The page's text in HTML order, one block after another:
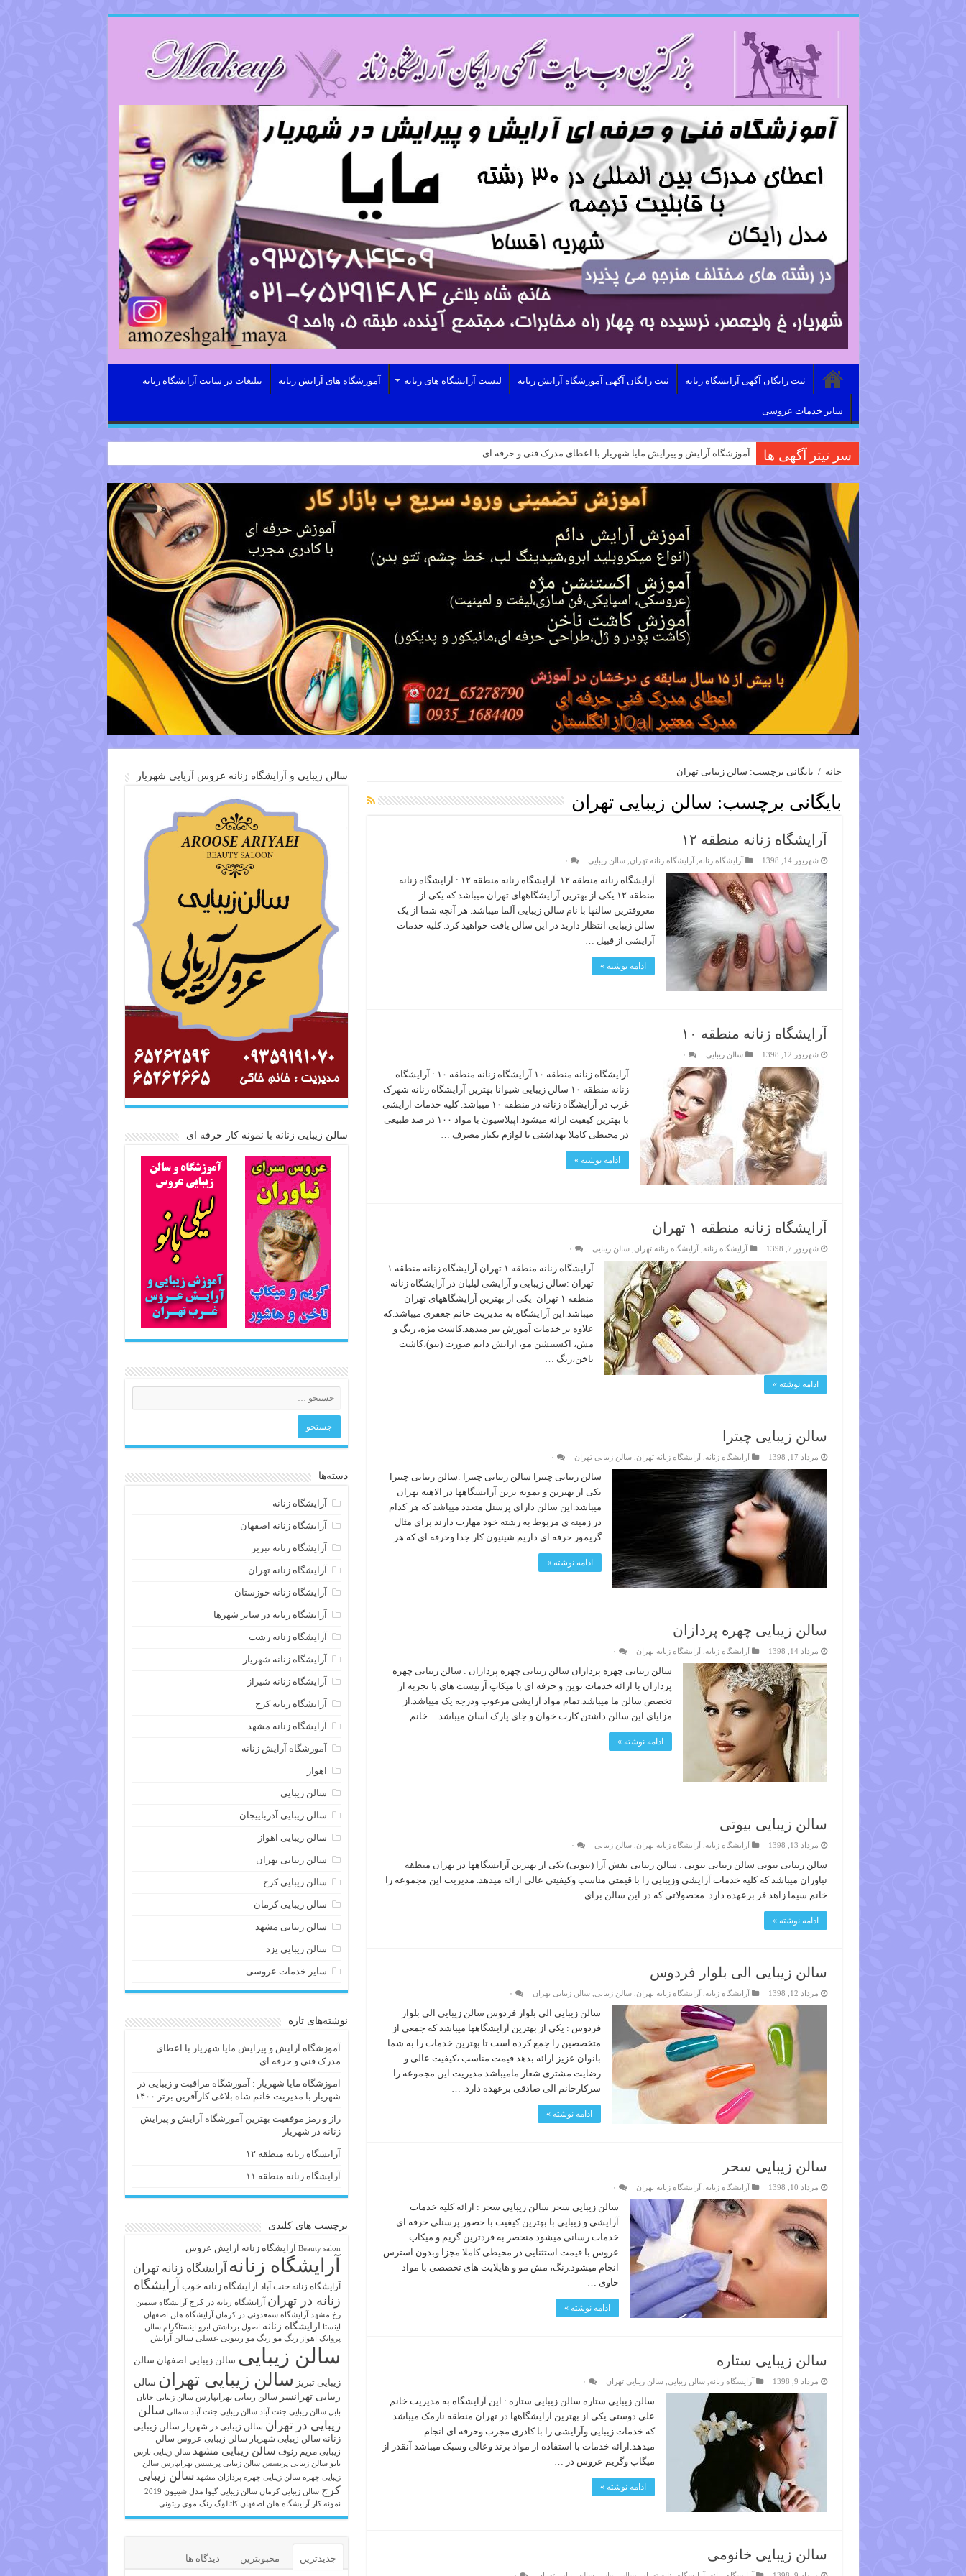
ثبت رایگان آگهی آرایشگاه زنانه ثبت رایگان آگهی آموزشگاه آرایش زنانه لیست آرایشگاه های زنانه آموزشگاه های آرایش زنانه تبلیغات در سایت آرایشگاه زنانه
سایر خدمات عروسی
سر تیتر آگهی ها آموزشگاه آرایش و پیرایش مایا شهریار با اعطای مدرک فنی و حرفه ای
خانه / بایگانی برچسب: سالن زیبایی تهران
بایگانی برچسب: سالن زیبایی تهران
آرایشگاه زنانه منطقه ۱۲
شهریور 14, 1398 آرایشگاه زنانه ,آرایشگاه زنانه تهران ,سالن زیبایی ۰
آرایشگاه زنانه منطقه ۱۲ آرایشگاه زنانه منطقه ۱۲ : آرایشگاه زنانه
منطقه ۱۲ یکی از بهترین آرایشگاههای تهران میباشد که یکی از
معروفترین سالنها با نام سالن زیبایی آلما میباشد. هر آنچه شما از یک
سالن زیبایی انتظار دارید در این سالن یافت خواهید کرد. کلیه خدمات
آرایشی از قبیل …
ادامه نوشته »
آرایشگاه زنانه منطقه ۱۰
شهریور 12, 1398 سالن زیبایی ۰
آرایشگاه زنانه منطقه ۱۰ آرایشگاه زنانه منطقه ۱۰ : آرایشگاه
زنانه منطقه ۱۰ سالن زیبایی شیوانا بهترین آرایشگاه زنانه شهرک
غرب در آرایشگاه زنانه دز منطقه ۱۰ میباشد. کلیه خدمات ارایشی
با بهترین کیفیت ارائه میشود.اپیلاسیون با مواد ۱۰۰ در صد طبیعی
در محیطی کاملا بهداشتی با لوازم یکبار مصرف …
ادامه نوشته »
آرایشگاه زنانه منطقه ۱ تهران
شهریور 7, 1398 آرایشگاه زنانه ,آرایشگاه زنانه تهران ,سالن زیبایی ۰
آرایشگاه زنانه منطقه ۱ تهران آرایشگاه زنانه منطقه ۱
تهران :سالن زیبایی و آرایشی لیلیان در آرایشگاه زنانه
منطقه ۱ تهران یکی از بهترین آرایشگاههای تهران
میباشد.این آرایشگاه به مدیریت خانم جعفری میباشد.که
علاوه بر خدمات آموزش نیز میدهد.کاشت مژه، رنگ و
مش، اکستنشن مو، ارایش دایم صورت (تتو)،کاشت
ناخن،رنگ …
ادامه نوشته »
سالن زیبایی چیترا
مرداد 17, 1398 آرایشگاه زنانه ,آرایشگاه زنانه تهران ,سالن زیبایی تهران ۰
سالن زیبایی چیترا سالن زیبایی چیترا :سالن زیبایی چیترا
یکی از بهترین و نمونه ترین آرایشگاهها در الاهیه تهران
میباشد.این سالن دارای پرسنل متعدد میباشد که هر کدام
در زمینه ی مربوط به رشته خود مهارت دارند برای مثال
گریمور حرفه ای داریم شینیون کار جدا وحرفه ای که هر …
ادامه نوشته »
سالن زیبایی چهره پردازان
مرداد 14, 1398 آرایشگاه زنانه ,آرایشگاه زنانه تهران ۰
سالن زیبایی چهره پردازان سالن زیبایی چهره پردازان : سالن زیبایی چهره
پردازان با ارائه خدمات نوین و حرفه ای با میکاپ آرتیست های با تجربه از
تخصص سالن ما میباشد.تمام مواد آرایشی مرغوب ودرجه یک میباشد.از
مزایای این سالن داشتن کارت خوان و جای پارک آسان میباشد. . خانم …
ادامه نوشته »
سالن زیبایی بیوتی
مرداد 13, 1398 آرایشگاه زنانه ,آرایشگاه زنانه تهران ,سالن زیبایی ۰
سالن زیبایی بیوتی سالن زیبایی بیوتی : سالن زیبایی نفش آرا (بیوتی) یکی از بهترین آرایشگاهها در تهران منطقه
نیاوران میباشد که کلیه خدمات آرایشی وزیبایی را با قیمتی مناسب وکیفیتی عالی ارائه میدهد. مدیریت این مجموعه را
خانم سیما زاهد فر برعهده دارد. محصولاتی که در این سالن برای …
ادامه نوشته »
سالن زیبایی الی بلوار فردوس
مرداد 12, 1398 آرایشگاه زنانه ,آرایشگاه زنانه تهران ,سالن زیبایی ,سالن زیبایی تهران ۰
سالن زیبایی الی بلوار فردوس سالن زیبایی الی بلوار
فردوس : یکی از بهترین آرایشگاهها میباشد که جمعی از
متخصصین را جمع کرده است تا بهترین خدمات را به شما
بانوان عزیز ارائه بدهد.قیمت مناسب ،کیفیت عالی و
رضایت مشتری شعار مامیباشد.مدیریت این مجموعه را
سرکارخانم الی صادقی برعهده دارد. …
ادامه نوشته »
سالن زیبایی سحر
مرداد 10, 1398 آرایشگاه زنانه ,آرایشگاه زنانه تهران ۰
سالن زیبایی سحر سالن زیبایی سحر : ارائه کلیه خدمات
آرایشی و زیبایی با بهترین کیفیت با حضور پرسنلی حرفه ای
خدمات رسانی میشود.منحصر به فردترین گریم و میکاپ
عروس با قیمت استثنایی در محیطی کاملا مجزا وبدون استرس
انجام میشود.رنگ، مش مو و هایلایت های تخصصی با مواد
حاوی …
ادامه نوشته »
سالن زیبایی ستاره
مرداد 9, 1398 آرایشگاه زنانه ,سالن زیبایی ,سالن زیبایی تهران ۰
سالن زیبایی ستاره سالن زیبایی ستاره : این آرایشگاه به مدیریت خانم
علی دوستی یکی از بهترین آرایشگاهها در تهران منطقه نارمک میباشد
که خدمات زیبایی وآرایشی را با کادری مجرب وحرفه ای انجام
میدهد.ارائه خدمات با استفاده از مواد برند وعالی وسبک میباشد آنقدر از
میگاپ وگریم عروس در …
ادامه نوشته »
سالن زیبایی خانومی
سالن زیبایی و آرایشگاه زنانه عروس آریایی شهریار
سالن زیبایی زنانه با نمونه کار حرفه ای
دسته‌ها
آرایشگاه زنانه
آرایشگاه زنانه اصفهان
آرایشگاه زنانه تبریز
آرایشگاه زنانه تهران
آرایشگاه زنانه خوزستان
آرایشگاه زنانه در سایر شهرها
آرایشگاه زنانه رشت
آرایشگاه زنانه شهریار
آرایشگاه زنانه شیراز
آرایشگاه زنانه کرج
آرایشگاه زنانه مشهد
آموزشگاه آرایش زنانه
اهواز
سالن زیبایی
سالن زیبایی آذرباییجان
سالن زیبایی اهواز
سالن زیبایی تهران
سالن زیبایی کرج
سالن زیبایی کرمان
سالن زیبایی مشهد
سالن زیبایی یزد
سایر خدمات عروسی
نوشته‌های تازه
آموزشگاه آرایش و پیرایش مایا شهریار با اعطای
مدرک فنی و حرفه ای
اموزشگاه مایا شهریار : آموزشگاه مراقبت و زیبایی در
شهریار با مدیریت خانم شاه بلاغی کارآفرین برتر ۱۴۰۰
راز و رمز موفقیت بهترین آموزشگاه آرایش و پیرایش
زنانه در شهریار
آرایشگاه زنانه منطقه ۱۲
آرایشگاه زنانه منطقه ۱۱
برچسب های کلیدی
Beauty salon آرايشگاه زنانه آرایش عروس
آرایشگاه زنانه آرایشگاه زنانه تهران
آرایشگاه زنانه جنت آباد آرایشگاه زنانه خوب آرایشگاه
زنانه در تهران آرایشگاه زنانه در کرج
آرایشگاه سیمین
رخ مشهد
آرایشگاه شمعدونی در کرمان آرایشگاه هلن اصفهان
اینستا ارایشگاه زنانه اصول برداشتن ابرو
اینستاگرام سالن
پروانک اهواز
رنگ مو رنگ مو زیتونی عسلی سالن آرایش
سالن زیبایی سالن زیبایی اصفهان سالن
زیبایی تبریز سالن زیبایی تهران سالن
زیبایی تهرانسر سالن زیبایی تهرانپارس سالن زیبایی جانان
بابل سالن زیبایی جنت آباد سالن زیبایی جنت آباد شمالی سالن
زیبایی در تهران سالن زیبایی در شهریار سالن زیبایی
زنانه سالن زیبایی شهریار سالن زیبایی عروس سالن
زیبایی مریم رئوف سالن زیبایی مشهد سالن زیبایی پارس
بانو سالن زیبایی پرنسس سالن زیبایی پرنسس تهرانپارس سالن
زیبایی چهره سالن زیبایی چهره پردازان مشهد سالن زیبایی
کرج سالن زیبایی کرمان سالن زیبایی گیوا
مدل شینیون 2019
نمونه کار آرایشگاه هلن اصفهان کاتالوگ رنگ موی زیتونی
جدیدترین محبوبترین دیدگاه ها